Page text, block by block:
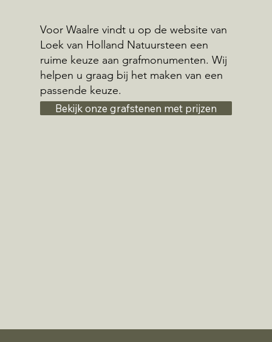
Voor Waalre vindt u op de website van
Loek van Holland Natuursteen een
ruime keuze aan grafmonumenten. Wij
helpen u graag bij het maken van een
passende keuze.
Bekijk onze grafstenen met prijzen